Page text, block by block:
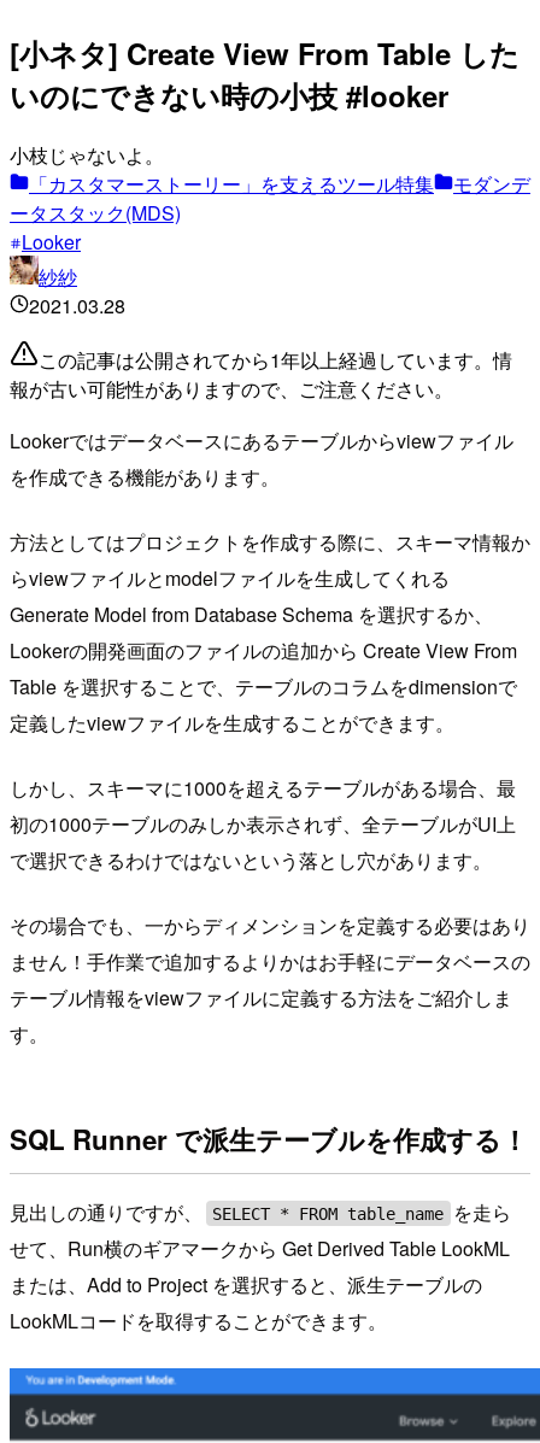
[小ネタ] Create View From Table した
いのにできない時の小技 #looker
小枝じゃないよ。
「カスタマーストーリー」を支えるツール特集
モダンデ
ータスタック(MDS)
Looker
紗紗
2021.03.28
この記事は公開されてから1年以上経過しています。情
報が古い可能性がありますので、ご注意ください。
Lookerではデータベースにあるテーブルからviewファイル
を作成できる機能があります。
方法としてはプロジェクトを作成する際に、スキーマ情報か
らviewファイルとmodelファイルを生成してくれる
Generate Model from Database Schema を選択するか、
Lookerの開発画面のファイルの追加から Create View From
Table を選択することで、テーブルのコラムをdimensionで
定義したviewファイルを生成することができます。
しかし、スキーマに1000を超えるテーブルがある場合、最
初の1000テーブルのみしか表示されず、全テーブルがUI上
で選択できるわけではないという落とし穴があります。
その場合でも、一からディメンションを定義する必要はあり
ません！手作業で追加するよりかはお手軽にデータベースの
テーブル情報をviewファイルに定義する方法をご紹介しま
す。
SQL Runner で派生テーブルを作成する！
見出しの通りですが、 SELECT * FROM table_name
を走ら
せて、Run横のギアマークから Get Derived Table LookML
または、Add to Project を選択すると、派生テーブルの
LookMLコードを取得することができます。